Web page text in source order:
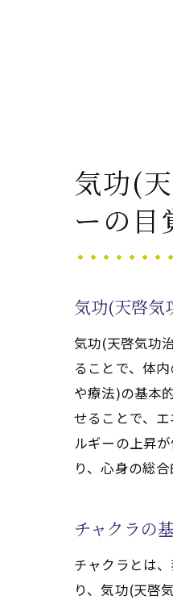
気功(
ーの目
気功(天啓気
気功(天啓気功
ることで、体
や療法)の基本
せることで、
ルギーの上昇
り、心身の総
チャクラの
チャクラとは
り、気功(天啓